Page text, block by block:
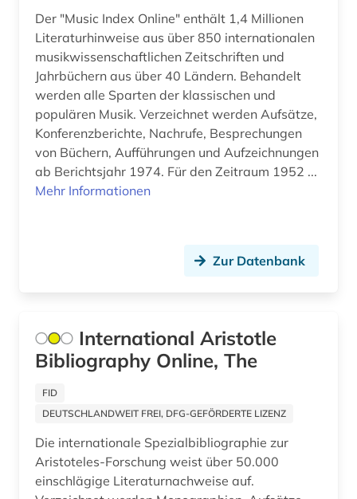
den haag (1)
denkmalpflege (1)
design (3)
deutsch (8)
deutsches sprachgebiet (5)
deutschland (6)
digitale musikalien (1)
digitalisierung (1)
diplomatik (1)
discovery service (1)
Der "Music Index Online" enthält 1,4 Millionen
Literaturhinweise aus über 850 internationalen
musikwissenschaftlichen Zeitschriften und
Jahrbüchern aus über 40 Ländern. Behandelt
werden alle Sparten der klassischen und
populären Musik. Verzeichnet werden Aufsätze,
Konferenzberichte, Nachrufe, Besprechungen
von Büchern, Aufführungen und Aufzeichnungen
ab Berichtsjahr 1974. Für den Zeitraum 1952 ...
Mehr Informationen
Zur Datenbank
International Aristotle
Bibliography Online, The
FID
DEUTSCHLANDWEIT FREI, DFG-GEFÖRDERTE LIZENZ
Die internationale Spezialbibliographie zur
Aristoteles-Forschung weist über 50.000
einschlägige Literaturnachweise auf.